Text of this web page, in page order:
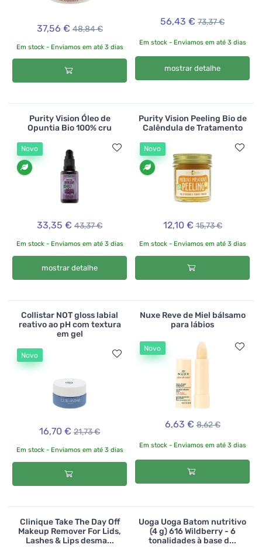
37,56 € 48,84 €
Em stock - Enviamos em até 3 dias
56,43 € 73,37 €
Em stock - Enviamos em até 3 dias
mostrar detalhe
Purity Vision Óleo de
Opuntia Bio 100% cru
Novo
33,35 € 43,37 €
Em stock - Enviamos em até 3 dias
mostrar detalhe
Purity Vision Peeling Bio de
Calêndula de Tratamento
Novo
12,10 € 15,73 €
Em stock - Enviamos em até 3 dias
Collistar NOT gloss labial
reativo ao pH com textura
em gel
Novo
16,70 € 21,73 €
Em stock - Enviamos em até 3 dias
Nuxe Reve de Miel bálsamo
para lábios
Novo
6,63 € 8,62 €
Em stock - Enviamos em até 3 dias
Clinique Take The Day Off
Makeup Remover For Lids,
Lashes & Lips desma...
Uoga Uoga Batom nutritivo
(4 g) 616 Wildberry - 6
tonalidades à base d...